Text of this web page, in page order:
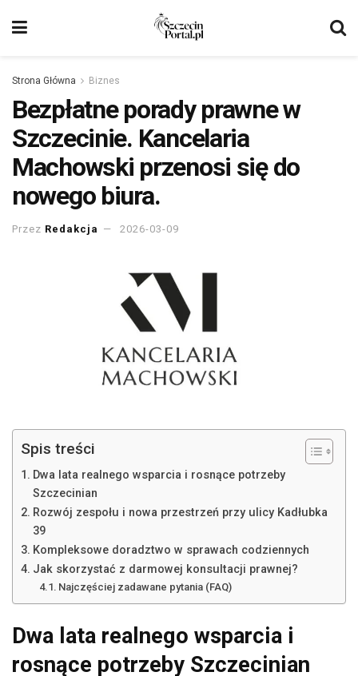
Strona Główna Biznes
Bezpłatne porady prawne w
Szczecinie. Kancelaria
Machowski przenosi się do
nowego biura.
Przez Redakcja 2026-03-09
Spis treści
Dwa lata realnego wsparcia i rosnące potrzeby
Szczecinian
Rozwój zespołu i nowa przestrzeń przy ulicy Kadłubka
39
Kompleksowe doradztwo w sprawach codziennych
Jak skorzystać z darmowej konsultacji prawnej?
Najczęściej zadawane pytania (FAQ)
Dwa lata realnego wsparcia i
rosnące potrzeby Szczecinian